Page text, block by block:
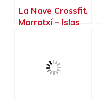
La Nave Crossfit,
Marratxí – Islas